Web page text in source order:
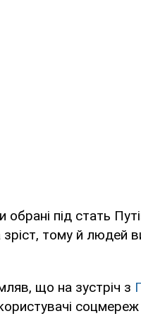
під стать
тому й людей
що на зустріч з